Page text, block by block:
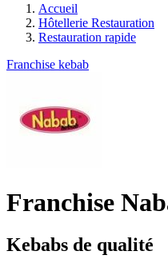
Accueil
Hôtellerie Restauration
Restauration rapide
Franchise kebab
Franchise
Kebabs de qualité